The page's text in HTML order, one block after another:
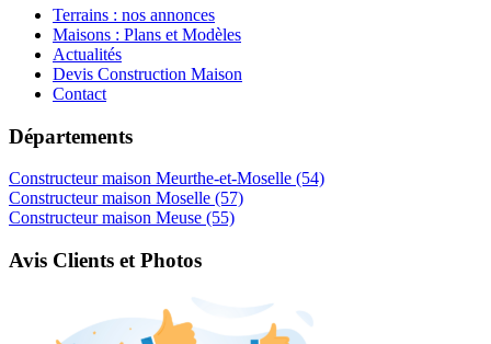
Terrains : nos annonces
Maisons : Plans et Modèles
Actualités
Devis Construction Maison
Contact
Départements
Constructeur maison Meurthe-et-Moselle (54)
Constructeur maison Moselle (57)
Constructeur maison Meuse (55)
Avis Clients et Photos